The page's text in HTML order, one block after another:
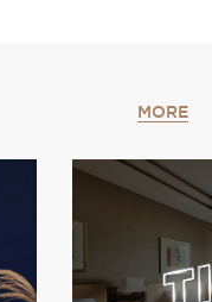
MORE